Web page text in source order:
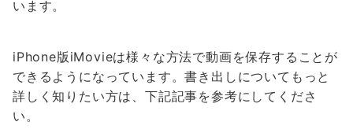
います。
iPhone版iMovieは様々な方法で動画を保存することが
できるようになっています。書き出しについてもっと
詳しく知りたい方は、下記記事を参考にしてくださ
い。